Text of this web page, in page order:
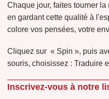
Chaque jour, faites tourner
en gardant cette qualité à
colore vos pensées, votre
Cliquez sur « Spin », puis
souris, choisissez : Traduire
Inscrivez-vous à notre